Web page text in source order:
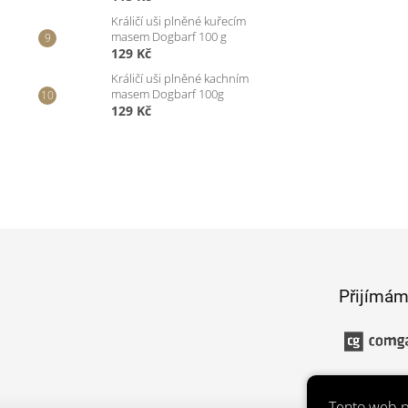
Králičí uši plněné kuřecím
masem Dogbarf 100 g
129 Kč
Králičí uši plněné kachním
masem Dogbarf 100g
129 Kč